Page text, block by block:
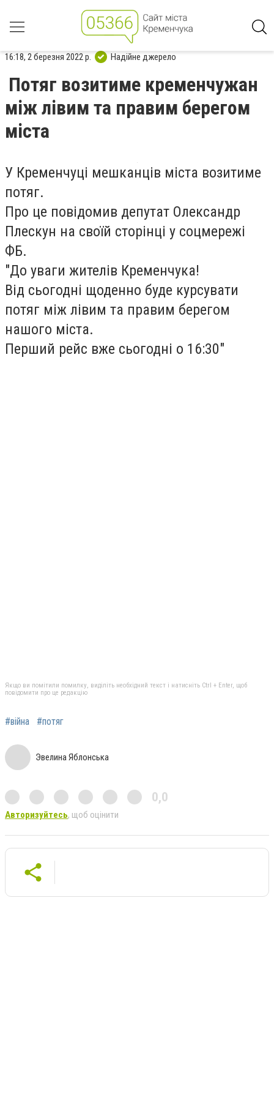
16:18, 2 березня 2022 р. Надійне джерело
Потяг возитиме кременчужан
між лівим та правим берегом
міста
У Кременчуці мешканців міста возитиме
потяг.
Про це повідомив депутат Олександр
Плескун на своїй сторінці у соцмережі
ФБ.
"До уваги жителів Кременчука!
Від сьогодні щоденно буде курсувати
потяг між лівим та правим берегом
нашого міста.
Перший рейс вже сьогодні о 16:30"
Якщо ви помітили помилку, виділіть необхідний текст і натисніть Ctrl + Enter, щоб
повідомити про це редакцію
#війна #потяг
Эвелина Яблонська
0,0
Авторизуйтесь, щоб оцінити